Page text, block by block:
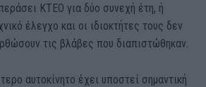
ΚΤΕΟ για δύο συνεχή έτη, ή
έλεγχο και οι ιδιοκτήτες τους δεν
τις βλάβες που διαπιστώθηκαν.
αυτοκίνητο έχει υποστεί σημαντική